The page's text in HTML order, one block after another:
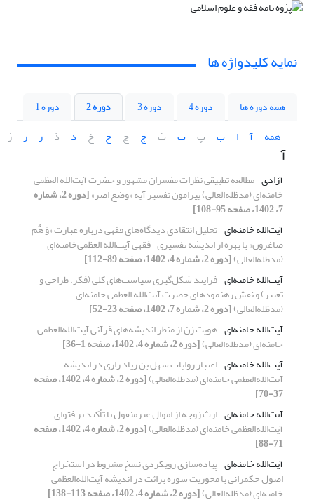
نمایه کلیدواژه ها
همه دوره ها دوره 4 دوره 3 دوره 2
دوره 1
همه
آ ا ب پ ت ث ج چ ح خ د ذ ر ز ژ
آ
آزادی مطالعه تطبیقی نظرات مفسران مشهور و حضرت آیت‌الله العظمی
خامنه‌ای (مدظله‌العالی) پیرامون تفسیر آیه «وضع اصر» [دوره 2، شماره
7، 1402، صفحه 95-108]
آیت‌الله ‌خامنه‌ای تحلیل انتقادی دیدگاه‌های فقهی درباره عبارت «وَ هٌم
صاغِرون» با بهره از اندیشه تفسیری- فقهی‌ آیت‌الله العظمی‌خامنه‌ای
(مدظله‌العالی)[دوره 2، شماره 4، 1402، صفحه 89-112]
آیت‌الله ‌خامنه‌ای فرایند شکل‌گیری سیاست‌های کلی (فکر، طراحی و
تغییر) و نقش رهنمودهای حضرت آیت‌الله العظمی خامنه‌ای
(مدظله‌العالی)[دوره 2، شماره 7، 1402، صفحه 23-52]
آیت‌الله خامنه‌ای هویت زن از منظر اندیشه‌های قرآنی آیت‌الله‌العظمی
خامنه‌ای (مدظله‌العالی)[دوره 2، شماره 4، 1402، صفحه 1-36]
آیت‌الله خامنه‌ای اعتبار روایات سهل بن زیاد رازی در اندیشه‌
آیت‌الله‌العظمی خامنه‌ای (مدظله‌العالی) [دوره 2، شماره 4، 1402، صفحه
37-70]
آیت‌الله خامنه‌ای ارث زوجه از اموال غیرمنقول با تأکید بر فتوای
آیت‌الله‌العظمی خامنه‌ای (مدظله‌العالی) [دوره 2، شماره 4، 1402، صفحه
71-88]
آیت‌الله خامنه‌ای پیاده‌سازی رویکردی نسخ مشروط در استخراج
اصول حکمرانی با محوریت سوره برائت در اندیشه آیت‌الله‌العظمی
خامنه‌ای (مدظله‌العالی)[دوره 2، شماره 4، 1402، صفحه 113-138]